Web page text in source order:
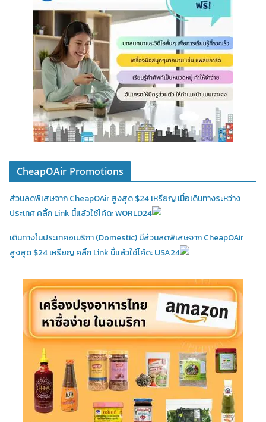
CheapOAir Promotions
ส่วนลดพิเสษจาก CheapOAir สูงสุด $24 เหรียญ เมื่อเดินทางระหว่าง
ประเทศ คลิ้ก Link นี้แล้วใช้โค้ด: WORLD24
เดินทางในประเทศอเมริกา (Domestic)มีส่วนลดพิเสษจาก CheapOAir
สูงสุด $24 เหรียญ คลิ้ก Link นี้แล้วใช้โค้ด: USA24